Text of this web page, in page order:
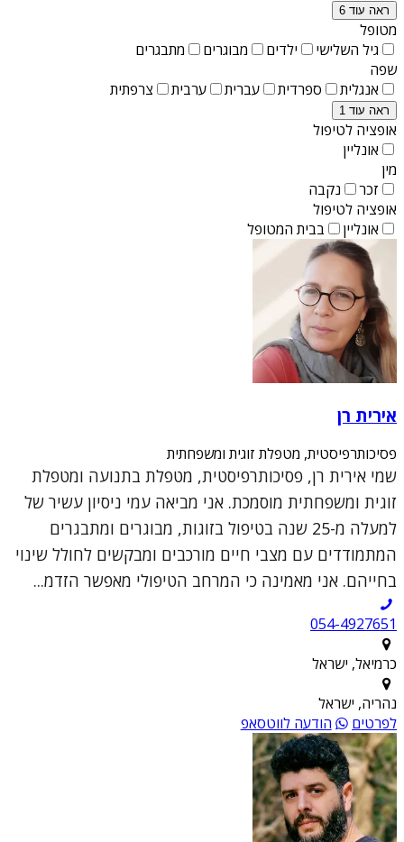
ראה עוד 6
מטופל
גיל השלישי
ילדים מבוגרים
מתבגרים
שפה
אנגלית
ספרדית עברית ערבית צרפתית
ראה עוד 1
אופציה לטיפול
אונליין
מין
זכר
נקבה
אופציה לטיפול
אונליין
בבית המטופל
אירית רן
פסיכותרפיסטית, מטפלת זוגית ומשפחתית
שמי אירית רן, פסיכותרפיסטית, מטפלת בתנועה ומטפלת
זוגית ומשפחתית מוסמכת. אני מביאה עמי ניסיון עשיר של
למעלה מ-25 שנה בטיפול בזוגות, מבוגרים ומתבגרים
המתמודדים עם מצבי חיים מורכבים ומבקשים לחולל שינוי
בחייהם. אני מאמינה כי המרחב הטיפולי מאפשר הזדמ...
054-4927651
כרמיאל, ישראל
נהריה, ישראל
לפרטים
הודעה לווטסאפ